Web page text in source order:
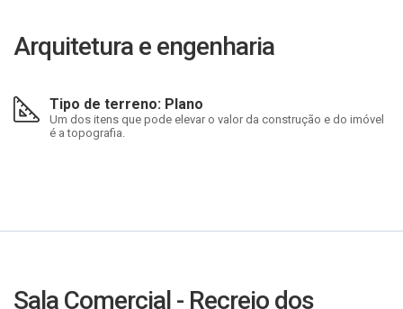
Arquitetura e engenharia
Tipo de terreno: Plano
Um dos itens que pode elevar o valor da construção e do imóvel
é a topografia.
Sala Comercial - Recreio dos